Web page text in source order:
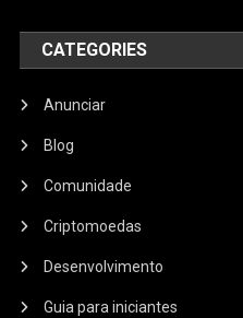
CATEGORIES
Anunciar
Blog
Comunidade
Criptomoedas
Desenvolvimento
Guia para iniciantes